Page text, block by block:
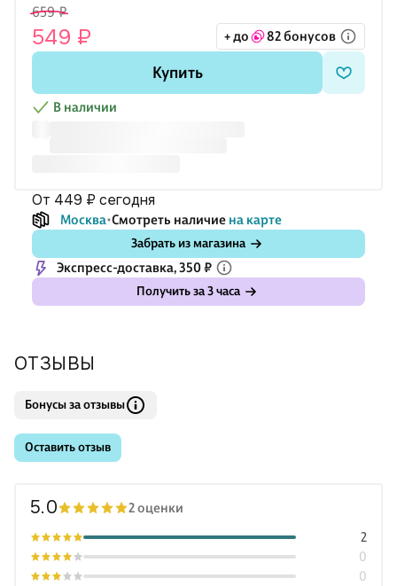
659 ₽
549 ₽ + до 82 бонусов
Купить
В наличии
от 449 ₽ сегодня
Москва Смотреть наличие на карте
Забрать из магазина
Экспресс-доставка, 350 ₽
Получить за 3 часа
ОТЗЫВЫ
Бонусы за отзывы
Оставить отзыв
5.0 2 оценки
0
0
2